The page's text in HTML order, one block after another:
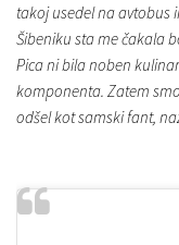
takoj usedel na avtobus
Šibeniku sta me čakala
Pica ni bila noben
komponenta. Zatem
odšel kot samski fant,